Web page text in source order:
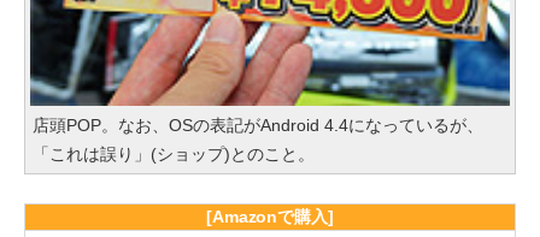
店頭POP。なお、OSの表記がAndroid 4.4になっているが、
「これは誤り」(ショップ)とのこと。
[Amazonで購入]